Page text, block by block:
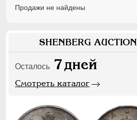
Продажи не найдены
SHENBERG AUCTION
Осталось 7дней
Смотреть каталог